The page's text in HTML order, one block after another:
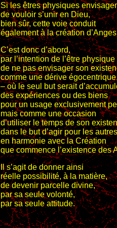
Si les êtres physiques
de vouloir s’unir en Dieu,
bien sûr, cette voie conduit
également à la création
C’est donc d’abord,
par l’intention de l’être physique
de ne pas envisager son
comme une dérive
– où le seul but serait
des expériences ou des biens
pour un usage exclusivement
mais comme une occasion
d’utiliser le temps de son
dans le but d’agir pour les
en harmonie avec la Création
que commence l’existence des
Il s’agit de donner ainsi
réelle possibilité, à la matière,
de devenir parcelle divine,
par sa seule volonté,
par sa seule attitude.